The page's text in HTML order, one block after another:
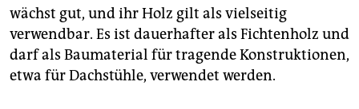
wächst gut, und ihr Holz gilt als vielseitig
verwendbar. Es ist dauerhafter als Fichtenholz und
darf als Baumaterial für tragende Konstruktionen,
etwa für Dachstühle, verwendet werden.